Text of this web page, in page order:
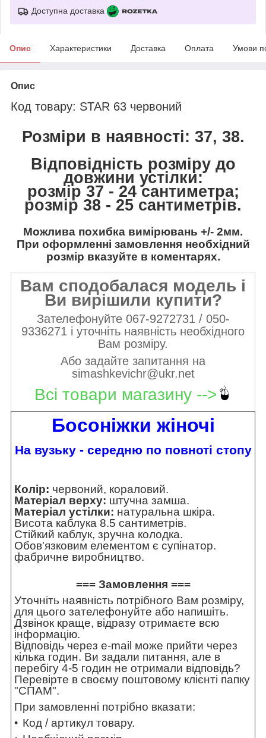
Доступна доставка
Опис Характеристики Доставка Оплата Умови
Опис
Код товару: STAR 63 червоний
Розміри в наявності: 37, 38.
Відповідність розміру до
довжини устілки:
розмір 37 - 24 сантиметра;
розмір 38 - 25 сантиметрів.
Можлива похибка вимірювань +/- 2мм.
При оформленні замовлення необхідний
розмір вказуйте в коментарях.
Вам сподобалася модель і
Ви вирішили купити?
Зателефонуйте 067-9272731 / 050-
9336271 і уточніть наявність необхідного
Вам розміру.
Або задайте запитання на
simashkevichr@ukr.net
Всі товари магазину -->
Босоніжки жіночі
На вузьку - середню по повноті стопу
Колір: червоний, кораловий.
Матеріал верху: штучна замша.
Матеріал устілки: натуральна шкіра.
Висота каблука 8.5 сантиметрів.
Стійкий каблук, зручна колодка.
Обов'язковим елементом є супінатор.
фабричне виробництво.
=== Замовлення ===
Уточніть наявність потрібного Вам розміру,
для цього зателефонуйте або напишіть.
Дзвінок краще, відразу отримаєте всю
інформацію.
Відповідь через e-mail може прийти через
кілька годин. Ви задали питання, але в
перебігу 4-5 годин не отримали відповідь?
Перевірте в своєму поштовому клієнті папку
"СПАМ".
При замовленні потрібно вказати:
Код / артикул товару.